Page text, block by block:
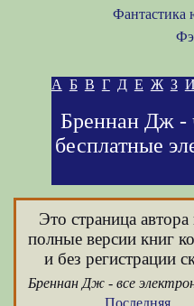
Фантастика
А Б В Г Д Е Ж З И
Бреннан Дж -
бесплатные
Это страница
полные версии книг
и без регистрации
Бреннан Дж - все
Последняя